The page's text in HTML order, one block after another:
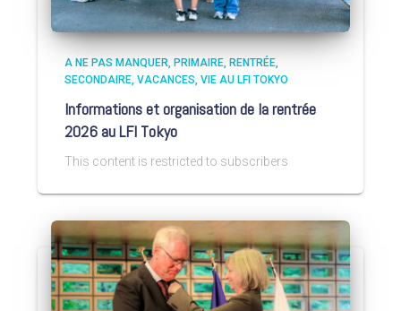
A NE PAS MANQUER PRIMAIRE RENTRÉE
SECONDAIRE VACANCES VIE AU LFI TOKYO
Informations et organisation de la rentrée
2026 au LFI Tokyo
This content is restricted to subscribers